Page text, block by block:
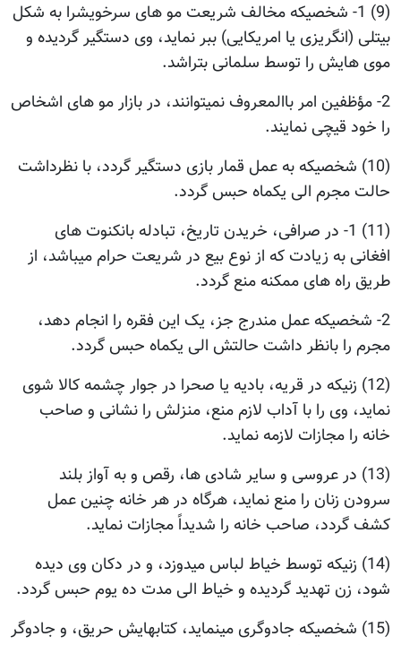
(9) 1- شخصیکه مخالف شریعت مو های سرخویشرا به شکل
بیتلی (انگریزی یا امریکایی) ببر نماید، وی دستگیر گردیده و
موی هایش را توسط سلمانی بتراشد.
2- مؤظفین امر باالمعروف نمیتوانند، در بازار مو های اشخاص
را خود قیچی نمایند.
(10) شخصیکه به عمل قمار بازی دستگیر گردد، با نظرداشت
حالت مجرم الی یکماه حبس گردد.
(11) 1- در صرافی، خریدن تاریخ، تبادله بانکنوت های
افغانی به زیادت که از نوع بیع در شریعت حرام میباشد، از
طریق راه های ممکنه منع گردد.
2- شخصیکه عمل مندرج جز، یک این فقره را انجام دهد،
مجرم را بانظر داشت حالتش الی یکماه حبس گردد.
(12) زنیکه در قریه، بادیه یا صحرا در جوار چشمه کالا شوی
نماید، وی را با آداب لازم منع، منزلش را نشانی و صاحب
خانه را مجازات لازمه نماید.
(13) در عروسی و سایر شادی ها، رقص و به آواز بلند
سرودن زنان را منع نماید، هرگاه در هر خانه چنین عمل
کشف گردد، صاحب خانه را شدیداً مجازات نماید.
(14) زنیکه توسط خیاط لباس میدوزد، و در دکان وی دیده
شود، زن تهدید گردیده و خیاط الی مدت ده یوم حبس گردد.
(15) شخصیکه جادوگری مینماید، کتابهایش حریق، و جادوگر